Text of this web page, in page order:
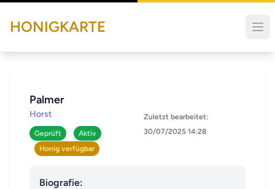
HONIGKARTE
Palmer
Horst
Geprüft
Aktiv
Honig verfügbar
Zuletzt bearbeitet:
30/07/2025 14:28
Biografie: